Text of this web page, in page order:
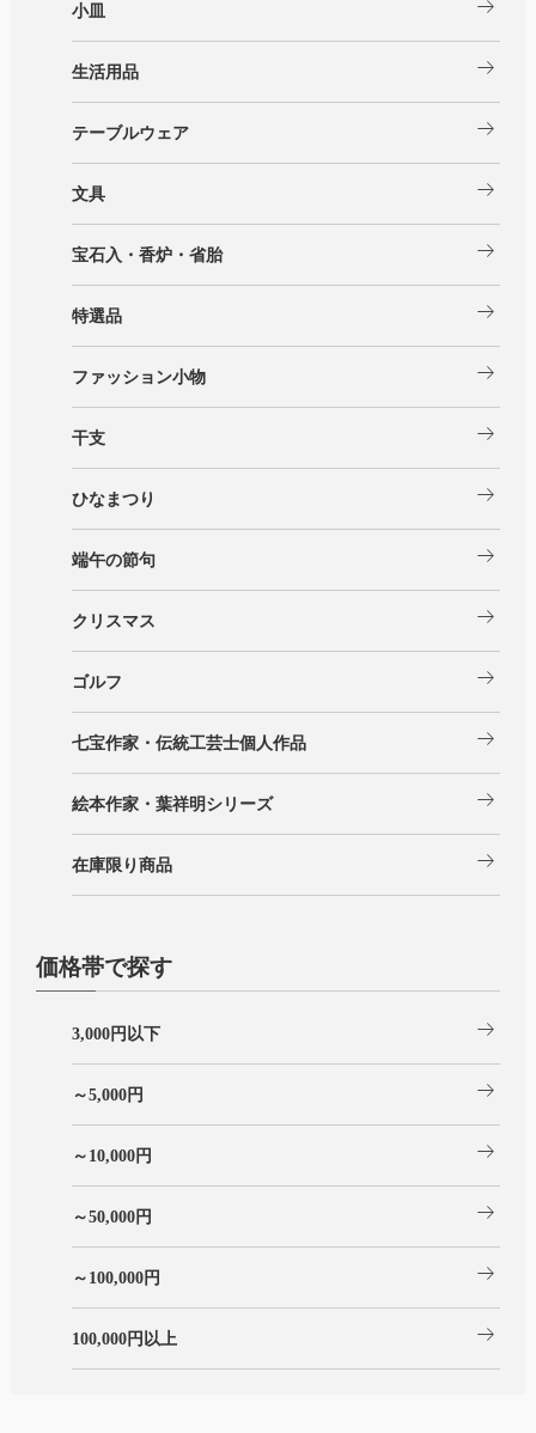
小皿 arrow_right_alt
生活用品 arrow_right_alt
テーブルウェア arrow_right_alt
文具 arrow_right_alt
宝石入・香炉・省胎 arrow_right_alt
特選品 arrow_right_alt
ファッション小物 arrow_right_alt
干支 arrow_right_alt
ひなまつり arrow_right_alt
端午の節句 arrow_right_alt
クリスマス arrow_right_alt
ゴルフ arrow_right_alt
七宝作家・伝統工芸士個人作品 arrow_right_alt
絵本作家・葉祥明シリーズ arrow_right_alt
在庫限り商品 arrow_right_alt
価格帯で探す
3,000円以下 arrow_right_alt
～5,000円 arrow_right_alt
～10,000円 arrow_right_alt
～50,000円 arrow_right_alt
～100,000円 arrow_right_alt
100,000円以上 arrow_right_alt